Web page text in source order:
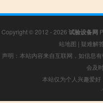
Copyright © 2012 - 2026 试验设备网
站地图 | 疑难解
声明：本站内容来自互联网，如信息
会及
本站仅为个人兴趣爱